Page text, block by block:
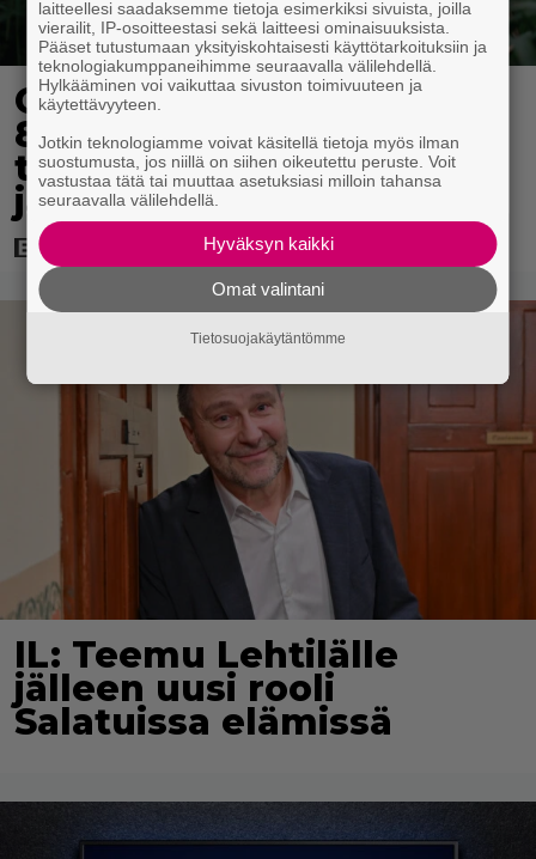
Ohjaaja lähti kalppimaan
870 miljoonaa dollaria
tuottaneen elokuvan
jatko-osasta
IL: Teemu Lehtilälle
jälleen uusi rooli
Salatuissa elämissä
laitteellesi saadaksemme tietoja esimerkiksi sivuista, joilla
vierailit, IP-osoitteestasi sekä laitteesi ominaisuuksista.
Pääset tutustumaan yksityiskohtaisesti käyttötarkoituksiin ja
teknologiakumppaneihimme seuraavalla välilehdellä.
Hylkääminen voi vaikuttaa sivuston toimivuuteen ja
käytettävyyteen.
Jotkin teknologiamme voivat käsitellä tietoja myös ilman
suostumusta, jos niillä on siihen oikeutettu peruste. Voit
vastustaa tätä tai muuttaa asetuksiasi milloin tahansa
seuraavalla välilehdellä.
Hyväksyn kaikki
Omat valintani
Tietosuojakäytäntömme